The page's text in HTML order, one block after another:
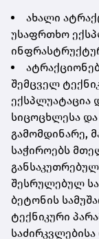
ახალი
უსაფრთხო
შემცველ
ექსპლუატაცია
სიცოცხლესა
გამომდინარე,
საჭიროებს
შესრულებულ
ბეტონის
ტექნიკური